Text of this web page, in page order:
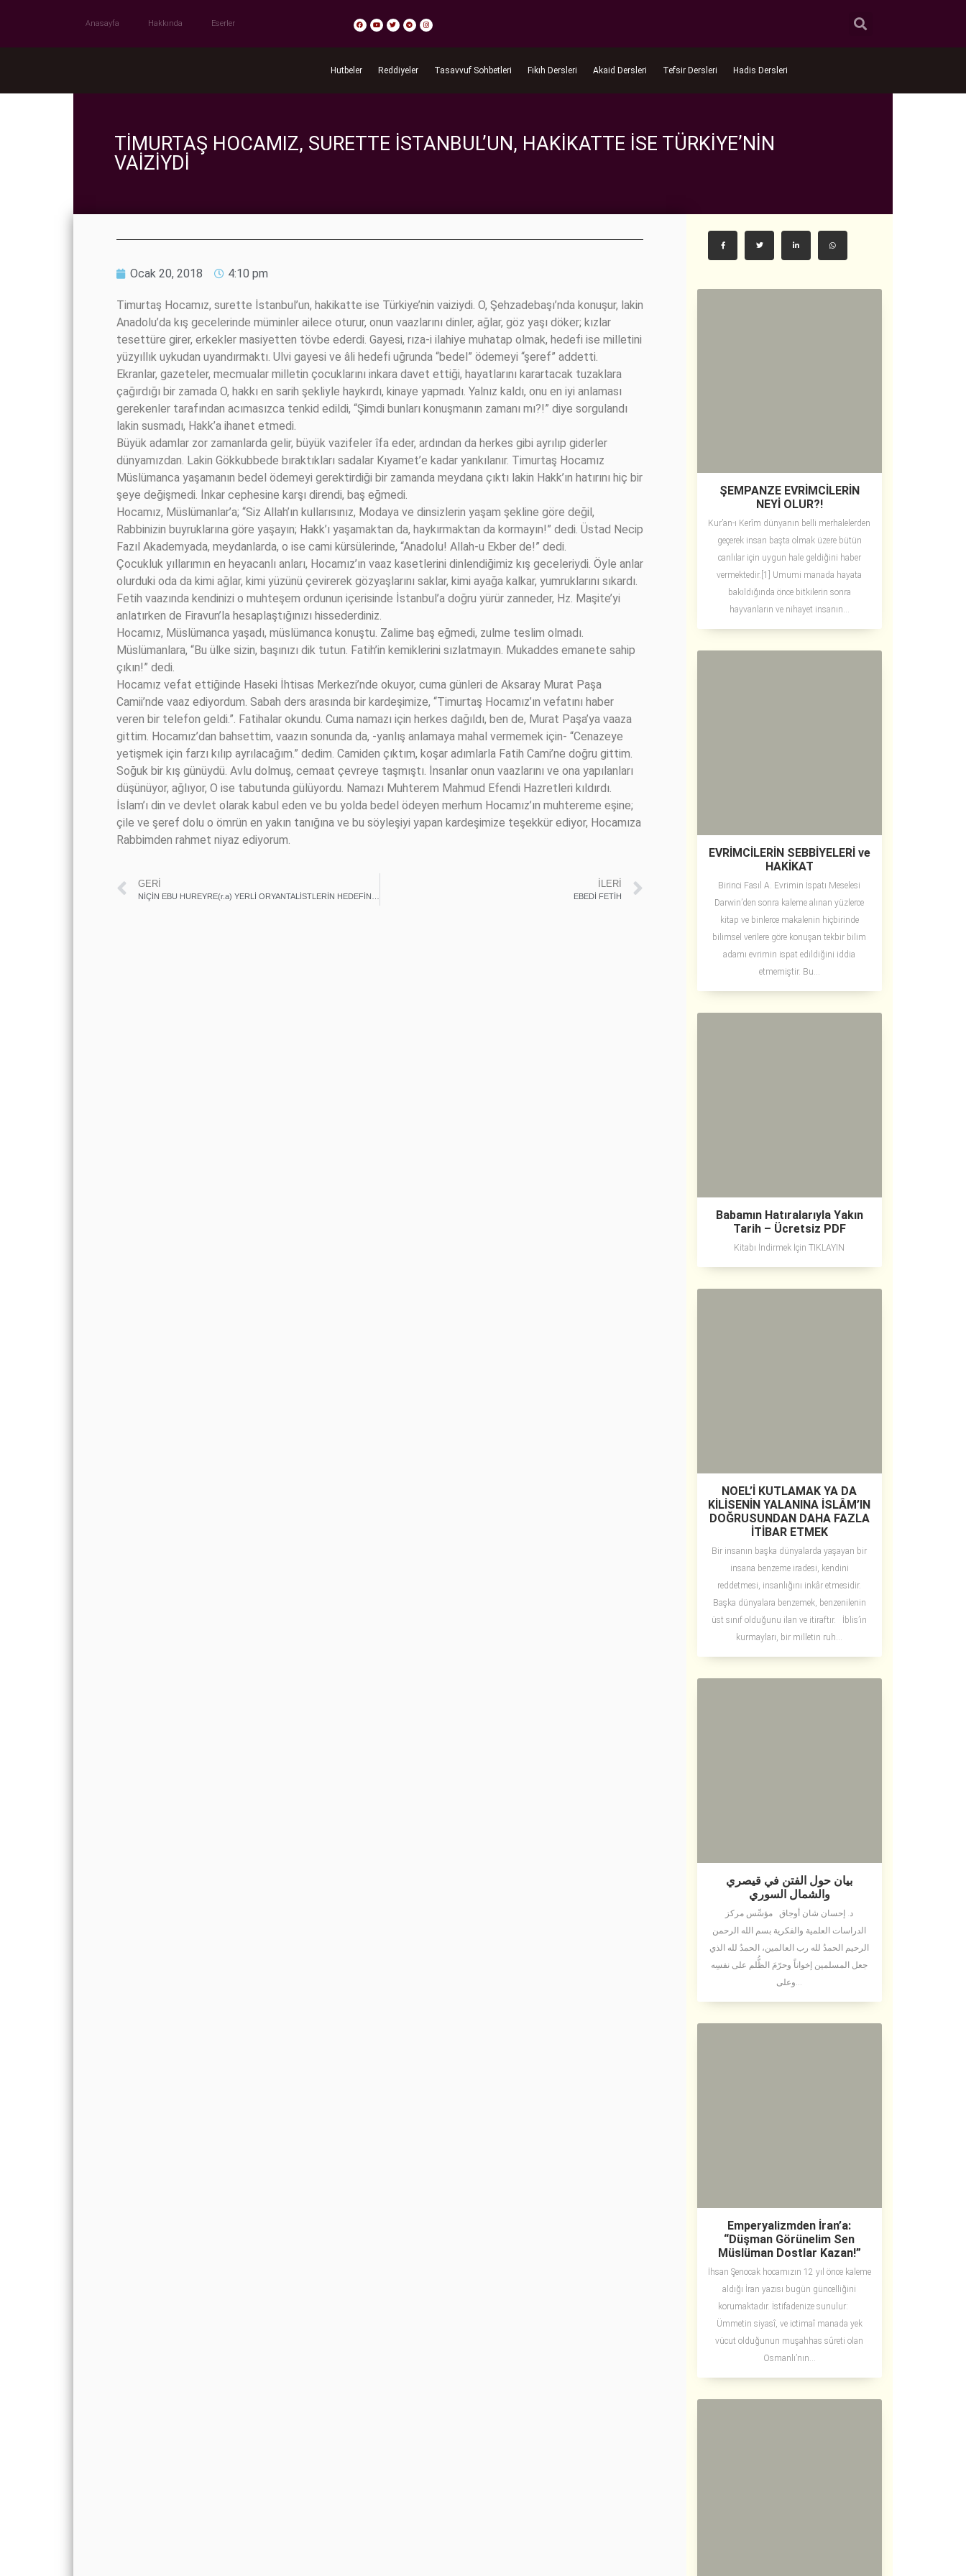
Anasayfa Hakkında Eserler
Hutbeler Reddiyeler Tasavvuf Sohbetleri Fıkıh Dersleri Akaid Dersleri Tefsir Dersleri Hadis Dersleri
TIMURTAŞ HOCAMIZ, SURETTE İSTANBUL’UN, HAKIKATTE ISE TÜRKIYE’NIN
VAIZIYDI
Ocak 20, 2018 4:10 pm
Timurtaş Hocamız, surette İstanbul’un, hakikatte ise Türkiye’nin vaiziydi. O, Şehzadebaşı’nda konuşur, lakin
Anadolu’da kış gecelerinde müminler ailece oturur, onun vaazlarını dinler, ağlar, göz yaşı döker; kızlar
tesettüre girer, erkekler masiyetten tövbe ederdi. Gayesi, rıza-i ilahiye muhatap olmak, hedefi ise milletini
yüzyıllık uykudan uyandırmaktı. Ulvi gayesi ve âli hedefi uğrunda “bedel” ödemeyi “şeref” addetti.
Ekranlar, gazeteler, mecmualar milletin çocuklarını inkara davet ettiği, hayatlarını karartacak tuzaklara
çağırdığı bir zamada O, hakkı en sarih şekliyle haykırdı, kinaye yapmadı. Yalnız kaldı, onu en iyi anlaması
gerekenler tarafından acımasızca tenkid edildi, “Şimdi bunları konuşmanın zamanı mı?!” diye sorgulandı
lakin susmadı, Hakk’a ihanet etmedi.
Büyük adamlar zor zamanlarda gelir, büyük vazifeler îfa eder, ardından da herkes gibi ayrılıp giderler
dünyamızdan. Lakin Gökkubbede bıraktıkları sadalar Kıyamet’e kadar yankılanır. Timurtaş Hocamız
Müslümanca yaşamanın bedel ödemeyi gerektirdiği bir zamanda meydana çıktı lakin Hakk’ın hatırını hiç bir
şeye değişmedi. İnkar cephesine karşı direndi, baş eğmedi.
Hocamız, Müslümanlar’a; “Siz Allah’ın kullarısınız, Modaya ve dinsizlerin yaşam şekline göre değil,
Rabbinizin buyruklarına göre yaşayın; Hakk’ı yaşamaktan da, haykırmaktan da kormayın!” dedi. Üstad Necip
Fazıl Akademyada, meydanlarda, o ise cami kürsülerinde, “Anadolu! Allah-u Ekber de!” dedi.
Çocukluk yıllarımın en heyacanlı anları, Hocamız’ın vaaz kasetlerini dinlendiğimiz kış geceleriydi. Öyle anlar
olurduki oda da kimi ağlar, kimi yüzünü çevirerek gözyaşlarını saklar, kimi ayağa kalkar, yumruklarını sıkardı.
Fetih vaazında kendinizi o muhteşem ordunun içerisinde İstanbul’a doğru yürür zanneder, Hz. Maşite’yi
anlatırken de Firavun’la hesaplaştığınızı hissederdiniz.
Hocamız, Müslümanca yaşadı, müslümanca konuştu. Zalime baş eğmedi, zulme teslim olmadı.
Müslümanlara, “Bu ülke sizin, başınızı dik tutun. Fatih’in kemiklerini sızlatmayın. Mukaddes emanete sahip
çıkın!” dedi.
Hocamız vefat ettiğinde Haseki İhtisas Merkezi’nde okuyor, cuma günleri de Aksaray Murat Paşa
Camii’nde vaaz ediyordum. Sabah ders arasında bir kardeşimize, “Timurtaş Hocamız’ın vefatını haber
veren bir telefon geldi.”. Fatihalar okundu. Cuma namazı için herkes dağıldı, ben de, Murat Paşa’ya vaaza
gittim. Hocamız’dan bahsettim, vaazın sonunda da, -yanlış anlamaya mahal vermemek için- “Cenazeye
yetişmek için farzı kılıp ayrılacağım.” dedim. Camiden çıktım, koşar adımlarla Fatih Cami’ne doğru gittim.
Soğuk bir kış günüydü. Avlu dolmuş, cemaat çevreye taşmıştı. İnsanlar onun vaazlarını ve ona yapılanları
düşünüyor, ağlıyor, O ise tabutunda gülüyordu. Namazı Muhterem Mahmud Efendi Hazretleri kıldırdı.
İslam’ı din ve devlet olarak kabul eden ve bu yolda bedel ödeyen merhum Hocamız’ın muhtereme eşine;
çile ve şeref dolu o ömrün en yakın tanığına ve bu söyleşiyi yapan kardeşimize teşekkür ediyor, Hocamıza
Rabbimden rahmet niyaz ediyorum.
GERI İLERI
EBEDİ FETİH
ŞEMPANZE EVRİMCİLERİN
NEYİ OLUR?!
Kur’an-ı Kerîm dünyanın belli merhalelerden
geçerek insan başta olmak üzere bütün
canlılar için uygun hale geldiğini haber
vermektedir.[1] Umumi manada hayata
bakıldığında önce bitkilerin sonra
hayvanların ve nihayet insanın...
EVRİMCİLERİN SEBBİYELERİ ve
HAKİKAT
Birinci Fasıl A. Evrimin İspatı Meselesi
Darwin’den sonra kaleme alınan yüzlerce
kitap ve binlerce makalenin hiçbirinde
bilimsel verilere göre konuşan tekbir bilim
adamı evrimin ispat edildiğini iddia
etmemiştir. Bu...
Babamın Hatıralarıyla Yakın
Tarih – Ücretsiz PDF
Kitabı İndirmek İçin TIKLAYIN
NOEL’İ KUTLAMAK YA DA
KİLİSENİN YALANINA İSLÂM’IN
DOĞRUSUNDAN DAHA FAZLA
İTİBAR ETMEK
Bir insanın başka dünyalarda yaşayan bir
insana benzeme iradesi, kendini
reddetmesi, insanlığını inkâr etmesidir.
Başka dünyalara benzemek, benzenilenin
üst sınıf olduğunu ilan ve itiraftır. İblis’in
kurmayları, bir milletin ruh...
بيان حول الفتن في قيصري
والشمال السوري
د. إحسان شان أوجاق مؤسِّس مركز
الدراسات العلمية والفكرية بسم الله الرحمن
الرحيم الحمدُ لله رب العالمين، الحمدُ لله الذي
جعل المسلمين إخواناً وحرّمَ الظُّلم على نفسِه
وعلى...
Emperyalizmden İran’a:
“Düşman Görünelim Sen
Müslüman Dostlar Kazan!”
İhsan Şenocak hocamızın 12 yıl önce kaleme
aldığı İran yazısı bugün güncelliğini
korumaktadır. İstifadenize sunulur:
Ümmetin siyasî, ve ictimaî manada yek
vücut olduğunun muşahhas sûreti olan
Osmanlı’nın...